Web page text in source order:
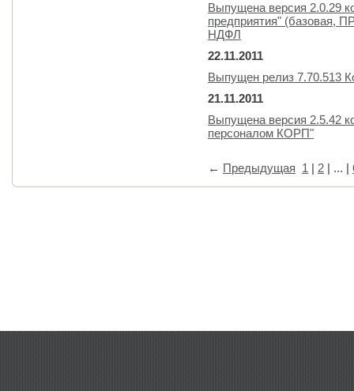
Выпущена версия 2.0.29
предприятия" (базовая,
НДФЛ
22.11.2011
Выпущен релиз 7.70.513
21.11.2011
Выпущена версия 2.5.42
персоналом КОРП"
← Предыдущая 1 | 2 | ... |